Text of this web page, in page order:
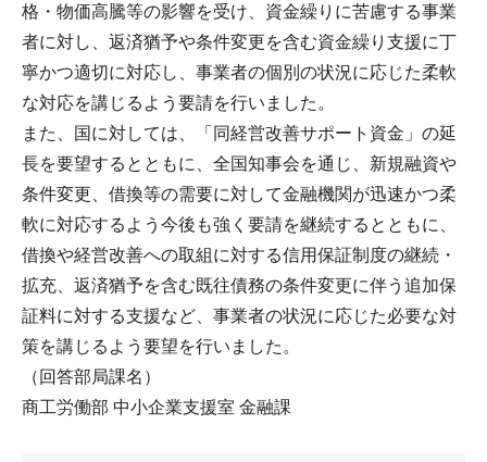
格・物価高騰等の影響を受け、資金繰りに苦慮する事業
者に対し、返済猶予や条件変更を含む資金繰り支援に丁
寧かつ適切に対応し、事業者の個別の状況に応じた柔軟
な対応を講じるよう要請を行いました。
また、国に対しては、「同経営改善サポート資金」の延
長を要望するとともに、全国知事会を通じ、新規融資や
条件変更、借換等の需要に対して金融機関が迅速かつ柔
軟に対応するよう今後も強く要請を継続するとともに、
借換や経営改善への取組に対する信用保証制度の継続・
拡充、返済猶予を含む既往債務の条件変更に伴う追加保
証料に対する支援など、事業者の状況に応じた必要な対
策を講じるよう要望を行いました。
（回答部局課名）
商工労働部 中小企業支援室 金融課